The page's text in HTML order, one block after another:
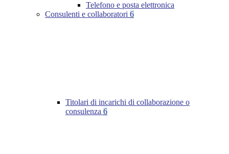
Telefono e posta elettronica
Consulenti e collaboratori 6
Titolari di incarichi di collaborazione o
consulenza 6